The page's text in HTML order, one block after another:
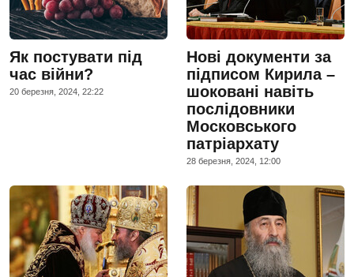
Як постувати під
час війни?
20 березня, 2024, 22:22
Нові документи за
підписом Кирила –
шоковані навіть
послідовники
Московського
патріархату
28 березня, 2024, 12:00